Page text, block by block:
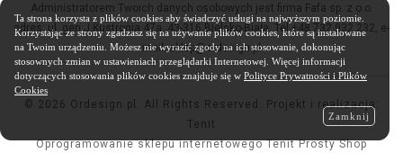
Administratorem Twoich danych osobowych jest firma Fafa sp. z o.o.
adres: ul. gen.J.Kustronia 47a, 43-316 Bielsko-Biała, Tel.+48 732 932 232, e-
mail: sklep@ordesign.pl
© 2026 Ordesign.pl. All Rights Reserved. Projekt i realizacja:
Tenit
Oprogramowanie sklepu internetowego Tenit Prosty Shop
Ta strona korzysta z plików cookies aby świadczyć usługi na najwyższym poziomie.
Korzystając ze strony zgadzasz się na używanie plików cookies, które są instalowane
na Twoim urządzeniu. Możesz nie wyrazić zgody na ich stosowanie, dokonując
stosownych zmian w ustawieniach przeglądarki Internetowej. Więcej informacji
dotyczących stosowania plików cookies znajduje się w Polityce Prywatności i Plików
Cookies
Zamknij